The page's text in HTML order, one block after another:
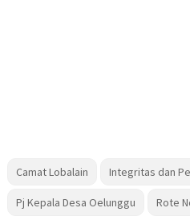
Camat Lobalain Integritas dan
Pj Kepala Desa Oelunggu Rote